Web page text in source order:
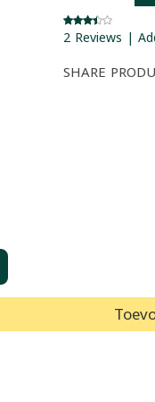
2 Reviews |
SHARE